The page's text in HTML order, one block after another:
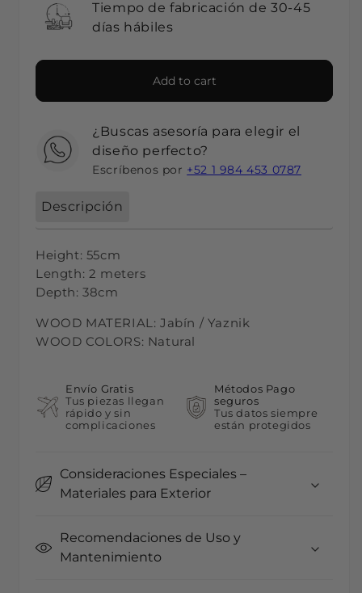
Tiempo de fabricación de 30-45
días hábiles
Add to cart
¿Buscas asesoría para elegir el
diseño perfecto?
Escríbenos por +52 1 984 453 0787
Descripción
Height: 55cm
Length: 2 meters
Depth: 38cm
WOOD MATERIAL: Jabín / Yaznik
WOOD COLORS: Natural
Envío Gratis
Tus piezas llegan
rápido y sin
complicaciones
Métodos Pago
seguros
Tus datos siempre
están protegidos
Consideraciones Especiales –
Materiales para Exterior
Recomendaciones de Uso y
Mantenimiento